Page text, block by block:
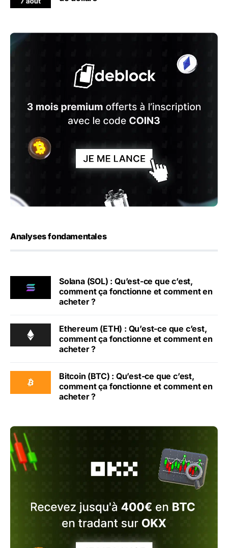
Analyses fondamentales
Solana (SOL) : Qu’est-ce que c’est,
comment ça fonctionne et comment en
acheter ?
Ethereum (ETH) : Qu’est-ce que c’est,
comment ça fonctionne et comment en
acheter ?
Bitcoin (BTC) : Qu’est-ce que c’est,
comment ça fonctionne et comment en
acheter ?